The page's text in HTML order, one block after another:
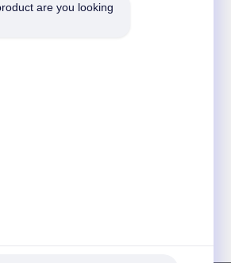
are you looking